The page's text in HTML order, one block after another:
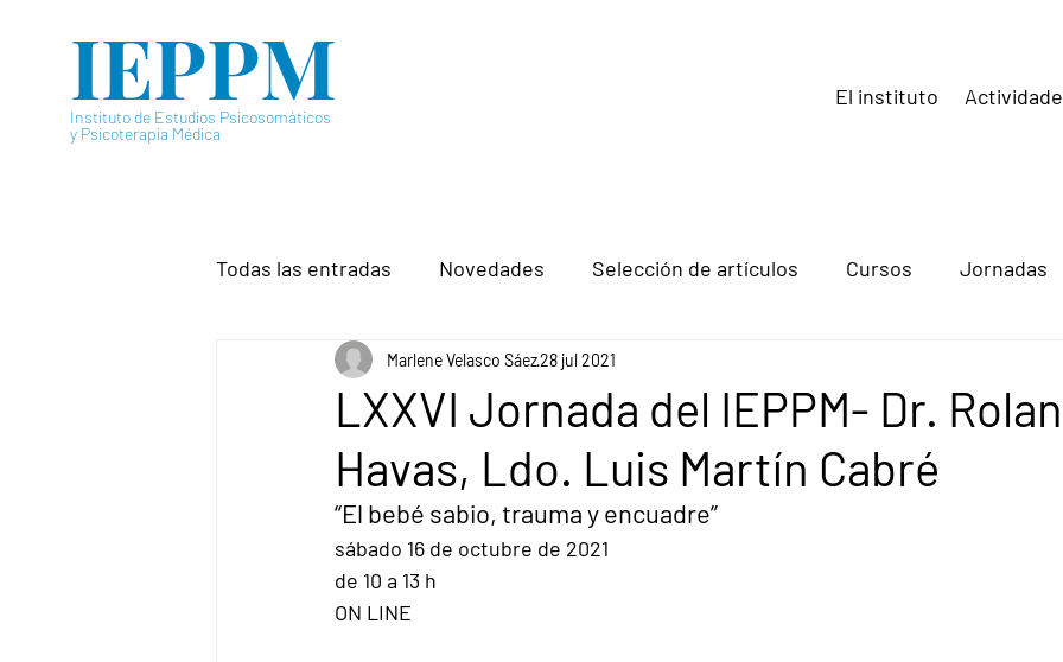
IEPPM
Instituto de Estudios Psicosomáticos
y Psicoterapia Médica
El instituto
Todas las entradas Novedades Selección de artículos Cursos Jornadas
LXXVI Jornada del IEPPM- Dr.
Havas, Ldo. Luis Martín Cabré
Marlene Velasco Sáez28 jul 2021
“El bebé sabio, trauma y encuadre”
sábado 16 de octubre de 2021
de 10 a 13 h
ON LINE